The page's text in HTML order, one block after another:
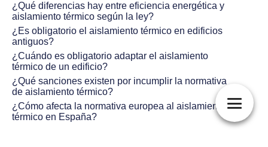
¿Qué diferencias hay entre eficiencia energética y
aislamiento térmico según la ley?
¿Es obligatorio el aislamiento térmico en edificios
antiguos?
¿Cuándo es obligatorio adaptar el aislamiento
térmico de un edificio?
¿Qué sanciones existen por incumplir la normativa
de aislamiento térmico?
¿Cómo afecta la normativa europea al aislamiento
térmico en España?